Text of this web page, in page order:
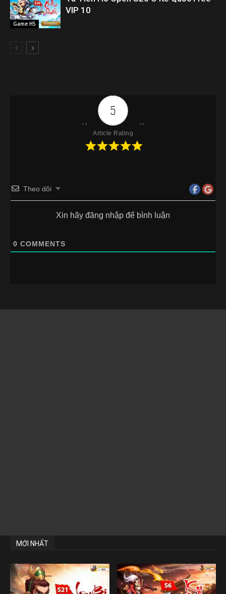
Game H5
VIP 10
5
Article Rating
Theo dõi
Xin hãy đăng nhập để bình luận
0 COMMENTS
MỚI NHẤT